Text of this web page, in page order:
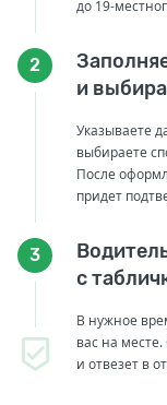
до 19-
2
и
Указываете
выбираете
После
придет
3
с
В нужное
вас на
и отвезет в